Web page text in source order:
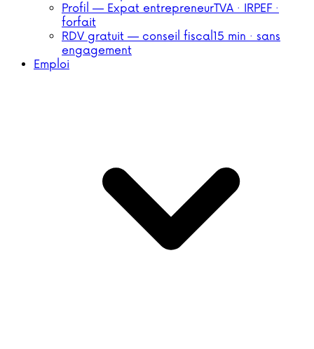
Profil — Expat entrepreneurTVA · IRPEF ·
forfait
RDV gratuit — conseil fiscal15 min · sans
engagement
Emploi